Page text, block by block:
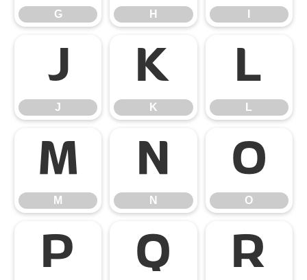
G H
J
J
K
K
L
L
M
M
N
N
O
O
P Q R